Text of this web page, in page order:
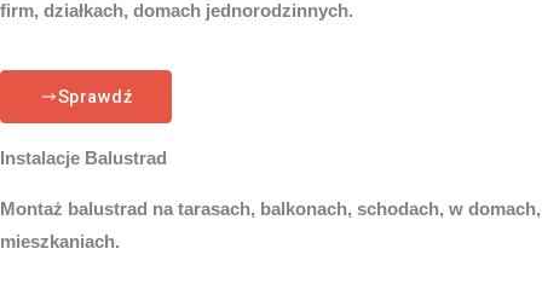
firm, działkach, domach jednorodzinnych.
Sprawdź
Instalacje Balustrad
Montaż balustrad na tarasach, balkonach, schodach, w domach,
mieszkaniach.